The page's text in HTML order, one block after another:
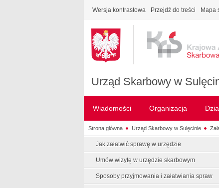
Wersja kontrastowa Przejdź do treści Mapa
Urząd Skarbowy w
Wiadomości Organizacja
Strona główna Urząd Skarbowy w Sulęcinie
Jak załatwić sprawę w urzędzie
Umów wizytę w urzędzie skarbowym
Sposoby przyjmowania i załatwiania spraw